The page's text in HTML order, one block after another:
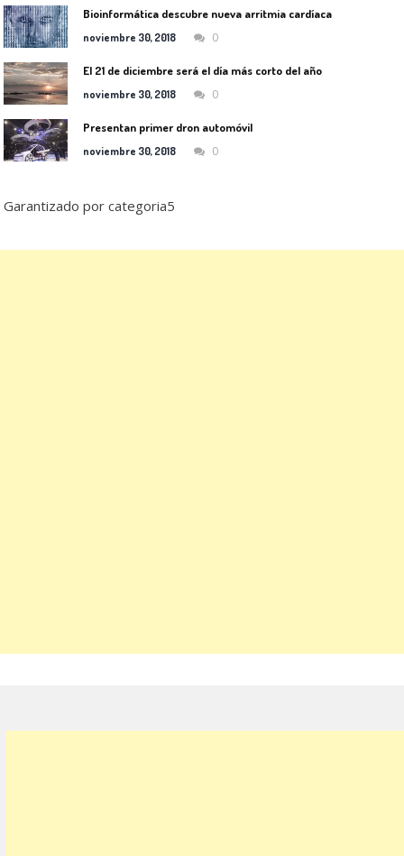
Bioinformática descubre nueva arritmia cardíaca
noviembre 30, 2018 0
El 21 de diciembre será el día más corto del año
noviembre 30, 2018 0
Presentan primer dron automóvil
noviembre 30, 2018 0
Garantizado por categoria5